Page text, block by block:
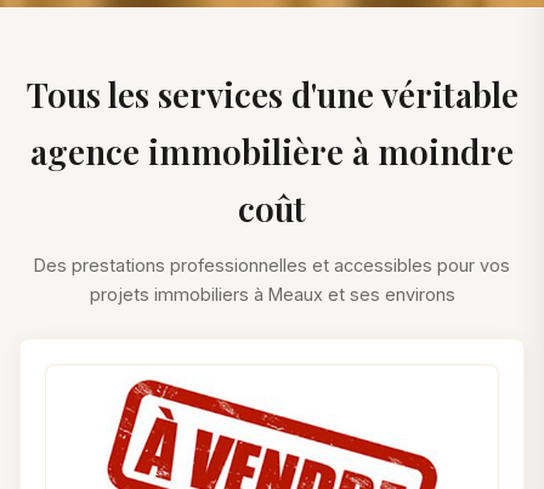
Tous les services d'une véritable
agence immobilière à moindre
coût
Des prestations professionnelles et accessibles pour vos
projets immobiliers à Meaux et ses environs